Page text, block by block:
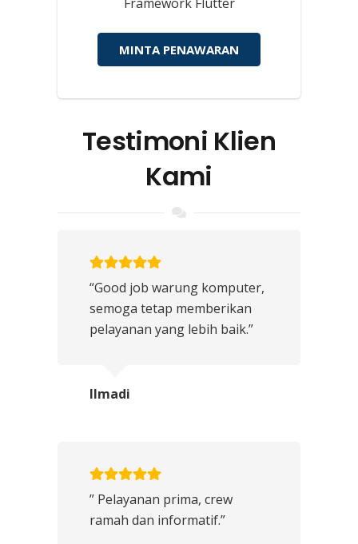
MINTA PENAWARAN
Testimoni Klien
Kami
“Good job warung komputer,
semoga tetap memberikan
pelayanan yang lebih baik.”
Ilmadi
” Pelayanan prima, crew
ramah dan informatif.”